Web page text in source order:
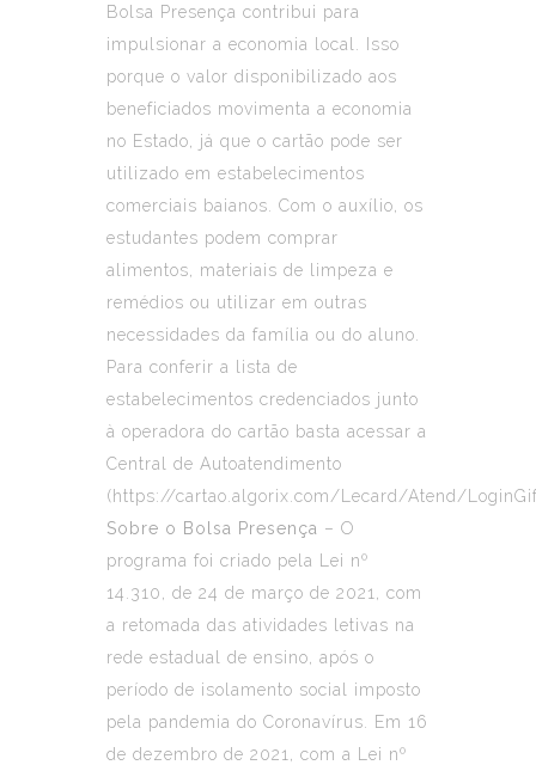
Bolsa Presença contribui para
impulsionar a economia local. Isso
porque o valor disponibilizado aos
beneficiados movimenta a economia
no Estado, já que o cartão pode ser
utilizado em estabelecimentos
comerciais baianos. Com o auxílio, os
estudantes podem comprar
alimentos, materiais de limpeza e
remédios ou utilizar em outras
necessidades da família ou do aluno.
Para conferir a lista de
estabelecimentos credenciados junto
à operadora do cartão basta acessar a
Central de Autoatendimento
(https://cartao.algorix.com/Lecard/Atend/
Sobre o Bolsa Presença – O
programa foi criado pela Lei nº
14.310, de 24 de março de 2021, com
a retomada das atividades letivas na
rede estadual de ensino, após o
período de isolamento social imposto
pela pandemia do Coronavírus. Em 16
de dezembro de 2021, com a Lei nº